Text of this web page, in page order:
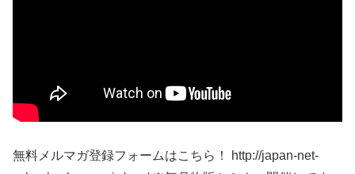
無料メルマガ登録フォームはこちら！ http://japan-net-